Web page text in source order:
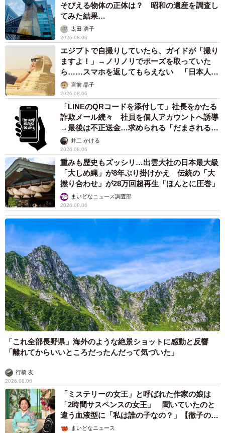
そびえる物体の正体は？ 昭和の遺産を調査し
てみた結果…
太田 浩子
2026.08.06
エジプトで自撮りしていたら、ガイドが「撮り
ますよ！」→ノリノリでポーズを取っていた
ら……スマホを返してもらえない 「日本人は
カモ代表かも」「私は6時間で3万円払った」
宮前 晶子
2026.08.06
「LINEのQRコードを添付して」社長をかたる
詐欺メール続々 社員を個人アカウントへ誘導
→最後は不正送金…求められる「だまされる前
提」の対策
井二 かける
2026.08.06
重みも歴史もズッシリ…出雲大社の日本最大級
「大しめ縄」が8年ぶり掛けかえ 伝統の「大
撚り合わせ」が28万回超再生「ほんとに圧巻」
まいどなニュース調査部
2026.08.06
「これ全部長野県」海外のような絶景ショットに感動と反響
「離れてからいいところだったんだって気づいた」
行橋 友
2026.08.06
「ミステリーの女王」と呼ばれた作家の娘は
「2時間サスペンスの女王」 聞いていたのと
違う血液型に「私は誰の子なの？」【徹子の部
屋】まいどなニュース